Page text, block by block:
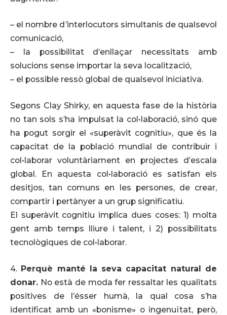
– el nombre d’interlocutors simultanis de qualsevol
comunicació,
– la possibilitat d’enllaçar necessitats amb
solucions sense importar la seva localització,
– el possible ressò global de qualsevol iniciativa.
Segons Clay Shirky, en aquesta fase de la història
no tan sols s’ha impulsat la col•laboració, sinó que
ha pogut sorgir el «superàvit cognitiu», que és la
capacitat de la població mundial de contribuir i
col•laborar voluntàriament en projectes d’escala
global. En aquesta col•laboració es satisfan els
desitjos, tan comuns en les persones, de crear,
compartir i pertànyer a un grup significatiu.
El superàvit cognitiu implica dues coses: 1) molta
gent amb temps lliure i talent, i 2) possibilitats
tecnològiques de col•laborar.
4. Perquè manté la seva capacitat natural de
donar. No està de moda fer ressaltar les qualitats
positives de l’ésser humà, la qual cosa s’ha
identificat amb un «bonisme» o ingenuïtat, però,